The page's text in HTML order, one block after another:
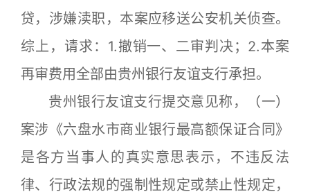
贷，涉嫌渎职，本案应移送公安机关侦查。
综上，请求：1.撤销一、二审判决；2.本案
再审费用全部由贵州银行友谊支行承担。
贵州银行友谊支行提交意见称，（一）
案涉《六盘水市商业银行最高额保证合同》
是各方当事人的真实意思表示，不违反法
律、行政法规的强制性规定或禁止性规定，